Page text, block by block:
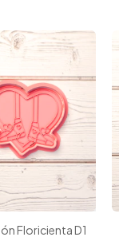
Floricienta D1